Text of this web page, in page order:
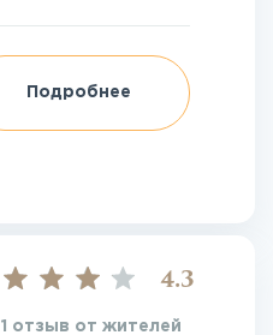
Подробнее
4.3
1 отзыв от жителей